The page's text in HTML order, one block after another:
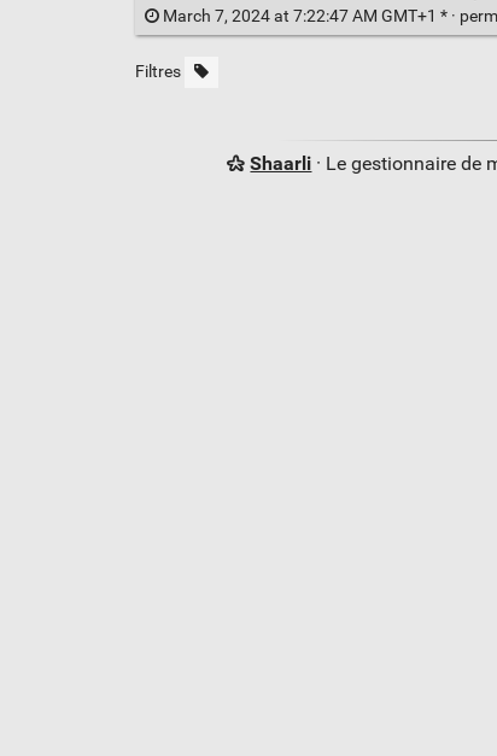
March 7, 2024 at 7:22:47 AM GMT+1 * ·
Filtres
Shaarli · Le gestionnaire de